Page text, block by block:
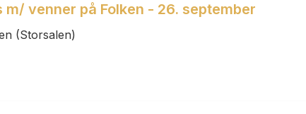
m/ venner på Folken - 26. september
(Storsalen)